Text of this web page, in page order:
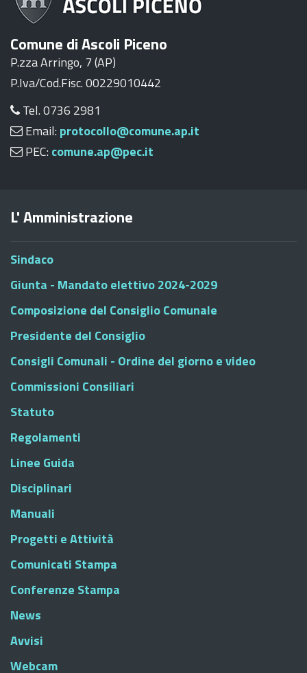
Comune di Ascoli Piceno
P.zza Arringo, 7 (AP)
P.Iva/Cod.Fisc. 00229010442
Tel. 0736 2981
Email: protocollo@comune.ap.it
PEC: comune.ap@pec.it
L' Amministrazione
Sindaco
Giunta - Mandato elettivo 2024-2029
Composizione del Consiglio Comunale
Presidente del Consiglio
Consigli Comunali - Ordine del giorno e video
Commissioni Consiliari
Statuto
Regolamenti
Linee Guida
Disciplinari
Manuali
Progetti e Attività
Comunicati Stampa
Conferenze Stampa
News
Avvisi
Webcam